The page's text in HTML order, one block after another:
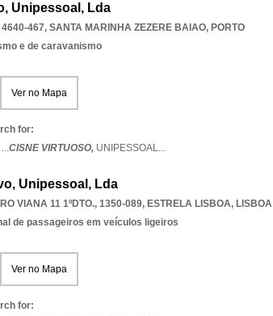
Unipessoal, Lda
467, SANTA MARINHA ZEZERE BAIAO, PORTO
e de caravanismo
Ver no Mapa
for:
CISNE VIRTUOSO, UNIPESSOAL...
Unipessoal, Lda
VIANA 11 1ºDTO., 1350-089, ESTRELA LISBOA, LISBOA
de passageiros em veículos ligeiros
Ver no Mapa
for: